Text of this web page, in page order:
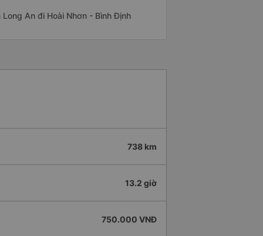
An đi Hoài Nhơn - Bình Định
738 km
13.2 giờ
750.000 VNĐ